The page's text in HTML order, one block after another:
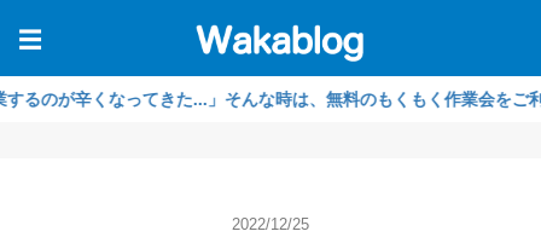
☰
なってきた...」そんな時は、無料のもくもく作業会をご利用くだ
2022/12/25